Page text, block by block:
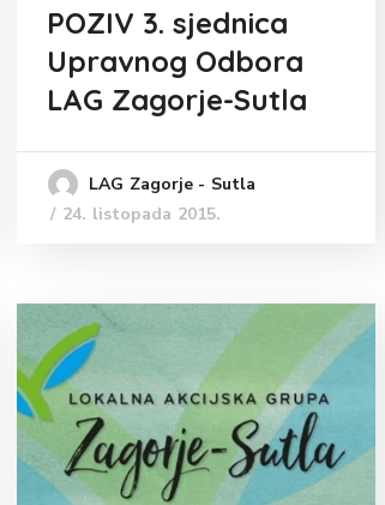
POZIV 3. sjednica
Upravnog Odbora
LAG Zagorje-Sutla
LAG Zagorje - Sutla
24. listopada 2015.